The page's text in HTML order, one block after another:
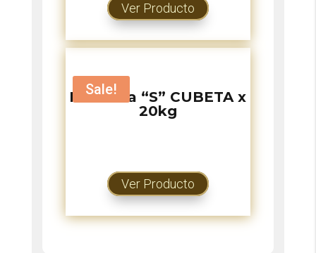
Ver Producto
Sale!
PRO Sisa “S” CUBETA x
20kg
Ver Producto